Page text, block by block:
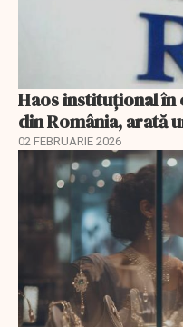
Haos instituțional
din România, arată
02 FEBRUARIE 2026